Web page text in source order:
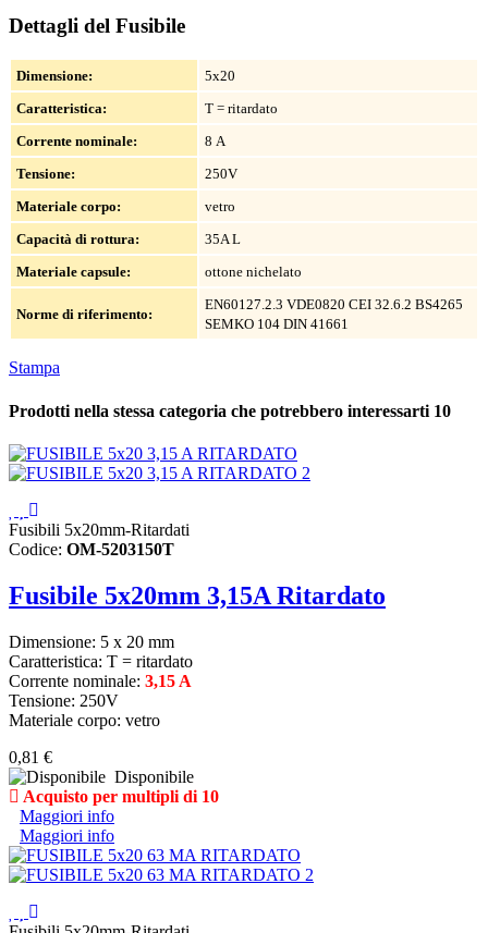
Dettagli del Fusibile
Dimensione:
5x20
Caratteristica:
T = ritardato
Corrente nominale:
8 A
Tensione:
250V
Materiale corpo:
vetro
Capacità di rottura:
35A L
Materiale capsule:
ottone nichelato
Norme di riferimento:
EN60127.2.3 VDE0820 CEI 32.6.2 BS4265
SEMKO 104 DIN 41661
Stampa
Prodotti nella stessa categoria che potrebbero interessarti 10
Fusibili 5x20mm-Ritardati
Codice: OM-5203150T
Fusibile 5x20mm 3,15A Ritardato
Dimensione: 5 x 20 mm
Caratteristica: T = ritardato
Corrente nominale: 3,15 A
Tensione: 250V
Materiale corpo: vetro
0,81 €
Disponibile
Acquisto per multipli di 10
Maggiori info
Maggiori info